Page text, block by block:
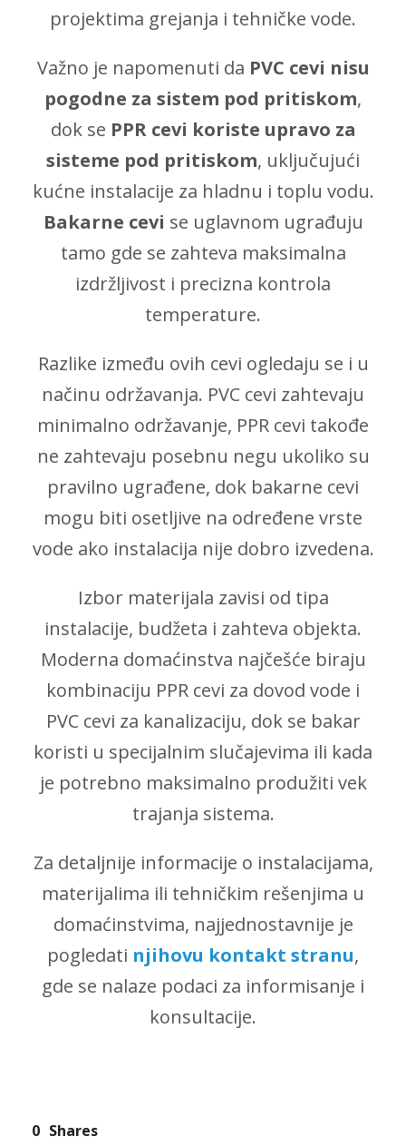
projektima grejanja i tehničke vode.
Važno je napomenuti da PVC cevi nisu
pogodne za sistem pod pritiskom,
dok se PPR cevi koriste upravo za
sisteme pod pritiskom, uključujući
kućne instalacije za hladnu i toplu vodu.
Bakarne cevi se uglavnom ugrađuju
tamo gde se zahteva maksimalna
izdržljivost i precizna kontrola
temperature.
Razlike između ovih cevi ogledaju se i u
načinu održavanja. PVC cevi zahtevaju
minimalno održavanje, PPR cevi takođe
ne zahtevaju posebnu negu ukoliko su
pravilno ugrađene, dok bakarne cevi
mogu biti osetljive na određene vrste
vode ako instalacija nije dobro izvedena.
Izbor materijala zavisi od tipa
instalacije, budžeta i zahteva objekta.
Moderna domaćinstva najčešće biraju
kombinaciju PPR cevi za dovod vode i
PVC cevi za kanalizaciju, dok se bakar
koristi u specijalnim slučajevima ili kada
je potrebno maksimalno produžiti vek
trajanja sistema.
Za detaljnije informacije o instalacijama,
materijalima ili tehničkim rešenjima u
domaćinstvima, najjednostavnije je
pogledati njihovu kontakt stranu,
gde se nalaze podaci za informisanje i
konsultacije.
0 Shares